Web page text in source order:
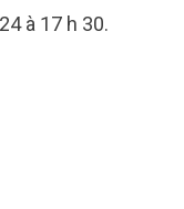
à 17 h 30.